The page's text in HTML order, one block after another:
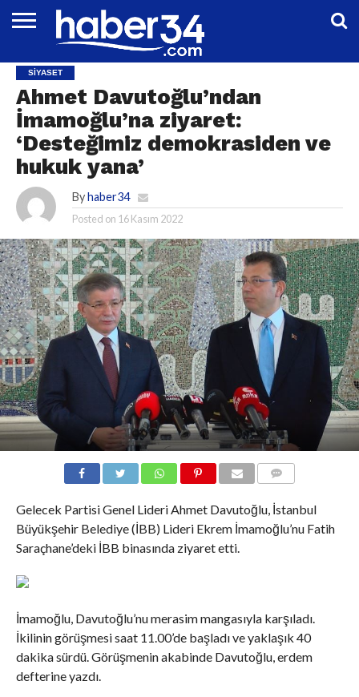
EĞITIM
EKONOMI
GENEL
MAGAZIN
OTOMOTIV
SIYASET
SPOR
TEKNOLOJI
SIYASET
Ahmet Davutoğlu’ndan
İmamoğlu’na ziyaret:
‘Desteğimiz demokrasiden ve
hukuk yana’
By haber34
Posted on 16 Kasım 2022
Gelecek Partisi Genel Lideri Ahmet Davutoğlu, İstanbul
Büyükşehir Belediye (İBB) Lideri Ekrem İmamoğlu’nu Fatih
Saraçhane’deki İBB binasında ziyaret etti.
İmamoğlu, Davutoğlu’nu merasim mangasıyla karşıladı.
İkilinin görüşmesi saat 11.00’de başladı ve yaklaşık 40
dakika sürdü. Görüşmenin akabinde Davutoğlu, erdem
defterine yazdı.